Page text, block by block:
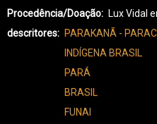
PARAKANÃ-0206
Procedência/Doação
Lux Vidal
descritores
PARAKANÃ -
INDÍGENA BRASIL
PARÁ
BRASIL
FUNAI